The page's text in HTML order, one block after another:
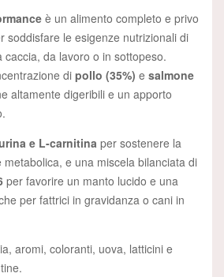
è un alimento completo e privo
soddisfare le esigenze nutrizionali di
caccia, da lavoro o in sottopeso.
di pollo (35%) e salmone
altamente digeribili e un apporto
e L-carnitina per sostenere la
e una miscela bilanciata di
per favorire un manto lucido e una
per fattrici in gravidanza o cani in
aromi, coloranti, uova, latticini e